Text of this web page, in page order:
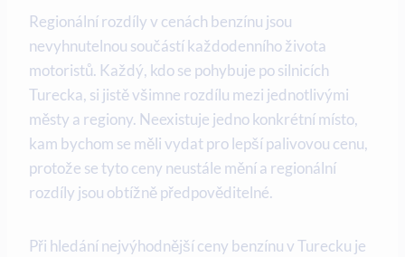
Regionální rozdíly v cenách benzínu jsou
nevyhnutelnou součástí každodenního života
motoristů. Každý, kdo se pohybuje po silnicích
Turecka, si jistě všimne rozdílu mezi jednotlivými
městy a regiony. Neexistuje jedno konkrétní místo,
kam bychom se měli vydat pro lepší palivovou cenu,
protože se tyto ceny neustále mění a regionální
rozdíly jsou obtížně předpověditelné.
Při hledání nejvýhodnější ceny benzínu v Turecku je